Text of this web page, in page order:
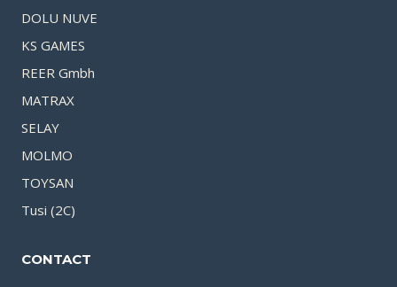
DOLU NUVE
KS GAMES
REER Gmbh
MATRAX
SELAY
MOLMO
TOYSAN
Tusi (2C)
CONTACT